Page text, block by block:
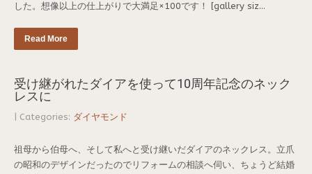
した。想像以上の仕上がりで大満足×100です！ [gallery siz...
Read More
受け継がれたダイアを使って10周年記念のネック
レスに
| Categories: ダイヤモンド
祖母から伯母へ、そして私へと受け継いだダイアのネックレス。立爪
の昭和のデザインだったのでリフォームの相談へ伺い、ちょうど結婚